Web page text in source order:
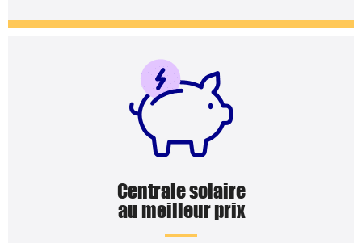
Centrale solaire
au meilleur prix